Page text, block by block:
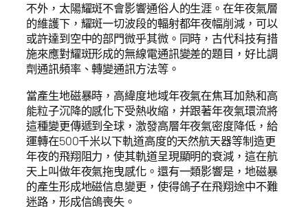
不外，太陽耀斑不會影響通俗人的生涯。在年夜氣層
的維護下，耀斑一切波段的輻射都年夜幅削減，可以
或許達到空中的部門微乎其微。同時，古代科技有措
施來應對耀斑形成的無線電通訊變差的題目，好比調
劑通訊頻率、轉變通訊方法等。
當產生地磁暴時，高緯度地域年夜氣在焦耳加熱和高
能粒子沉降的感化下受熱收縮，并跟著年夜氣環流將
這種變更傳遞到全球，激發高層年夜氣密度降低，給
運轉在500千米以下軌道高度的天然航天器等制造更
年夜的飛翔阻力，使其軌道呈現顯明的衰減，這在航
天上叫做年夜氣拖曳感化。還有一類影響是，地磁暴
的產生形成地磁信息變更，使得鴿子在飛翔途中不難
迷路，形成信鴿喪失。